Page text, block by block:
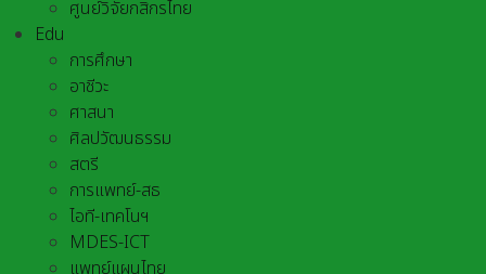
ศูนย์วิจัยกสิกรไทย
Edu
การศึกษา
อาชีวะ
ศาสนา
ศิลปวัฒนธรรม
สตรี
การแพทย์-สธ
ไอที-เทคโนฯ
MDES-ICT
แพทย์แผนไทย